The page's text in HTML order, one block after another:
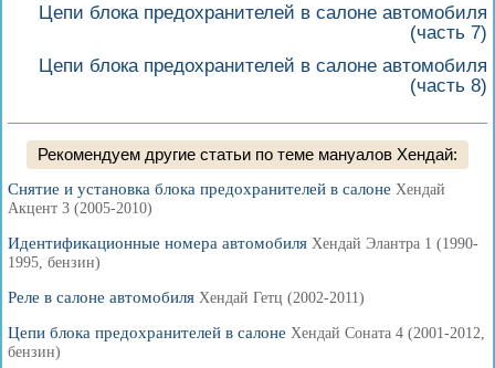
Цепи блока предохранителей в салоне автомобиля
(часть 7)
Цепи блока предохранителей в салоне автомобиля
(часть 8)
Рекомендуем другие статьи по теме мануалов Хендай:
Снятие и установка блока предохранителей в салоне Хендай
Акцент 3 (2005-2010)
Идентификационные номера автомобиля Хендай Элантра 1 (1990-
1995, бензин)
Реле в салоне автомобиля Хендай Гетц (2002-2011)
Цепи блока предохранителей в салоне Хендай Соната 4 (2001-2012,
бензин)